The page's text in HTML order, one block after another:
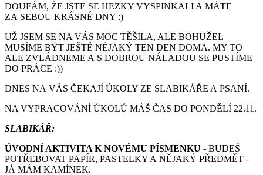
DOUFÁM, ŽE JSTE SE HEZKY VYSPINKALI A MÁTE
ZA SEBOU KRÁSNÉ DNY :)
UŽ JSEM SE NA VÁS MOC TĚŠILA, ALE BOHUŽEL
MUSÍME BÝT JEŠTĚ NĚJAKÝ TEN DEN DOMA. MY TO
ALE ZVLÁDNEME A S DOBROU NÁLADOU SE PUSTÍME
DO PRÁCE :))
DNES NA VÁS ČEKAJÍ ÚKOLY ZE SLABIKÁŘE A PSANÍ.
NA VYPRACOVÁNÍ ÚKOLŮ MÁŠ ČAS DO PONDĚLÍ 22.11.
SLABIKÁŘ:
ÚVODNÍ AKTIVITA K NOVÉMU PÍSMENKU - BUDEŠ
POTŘEBOVAT PAPÍR, PASTELKY A NĚJAKÝ PŘEDMĚT -
JÁ MÁM KAMÍNEK.